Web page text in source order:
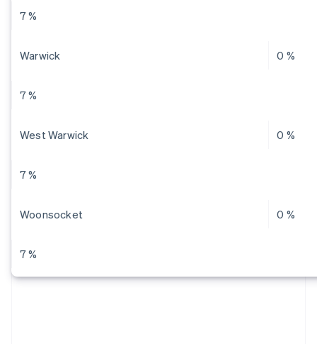
7 %
Warwick 0 %
7 %
West Warwick 0 %
7 %
Woonsocket 0 %
7 %